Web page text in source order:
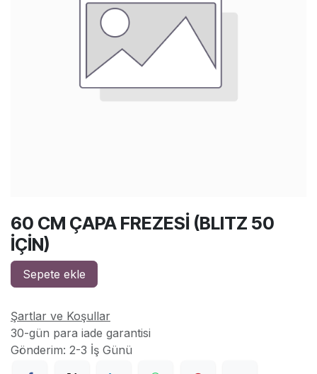
60 CM ÇAPA FREZESİ (BLITZ 50
İÇİN)
Sepete ekle
Şartlar ve Koşullar
30-gün para iade garantisi
Gönderim: 2-3 İş Günü